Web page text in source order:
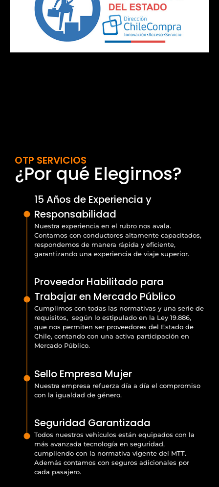
OTP SERVICIOS
¿Por qué Elegirnos?
15 Años de Experiencia y
Responsabilidad
Nuestra experiencia en el rubro nos avala.
Contamos con conductores altamente capacitados,
respondemos de manera rápida y eficiente,
garantizando una experiencia de viaje superior.
Proveedor Habilitado para
Trabajar en Mercado Público
Cumplimos con todas las normativas y una serie de
requisitos, según lo estipulado en la Ley 19.886,
que nos permiten ser proveedores del Estado de
Chile, contando con una activa participación en
Mercado Público.
Sello Empresa Mujer
Nuestra empresa refuerza día a día el compromiso
con la igualdad de género.
Seguridad Garantizada
Todos nuestros vehículos están equipados con la
más avanzada tecnología en seguridad,
cumpliendo con la normativa vigente del MTT.
Además contamos con seguros adicionales por
cada pasajero.